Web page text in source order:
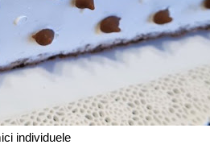
individuele